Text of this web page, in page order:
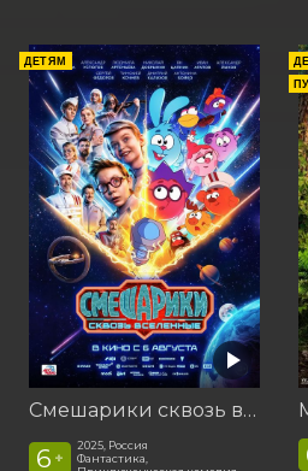
ДЕТЯМ
Смешарики сквозь вселенные
6 +
2025, Россия
Фантастика,